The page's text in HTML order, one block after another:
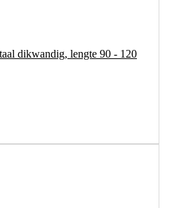
dikwandig, lengte 90 - 120